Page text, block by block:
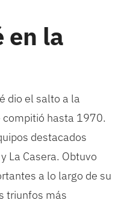
en la
dio el salto a la
hasta 1970.
destacados
La Casera. Obtuvo
a lo largo de su
triunfos más